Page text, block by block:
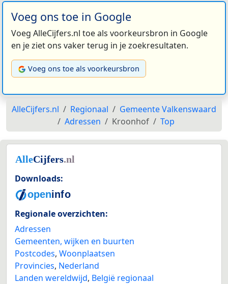
Voeg ons toe in Google
Voeg AlleCijfers.nl toe als voorkeursbron in Google
en je ziet ons vaker terug in je zoekresultaten.
Voeg ons toe als voorkeursbron
AlleCijfers.nl Regionaal
Gemeente Valkenswaard
Adressen
Kroonhof Top
Downloads:
Regionale overzichten:
Adressen
Gemeenten, wijken en buurten
Postcodes, Woonplaatsen
Provincies, Nederland
Landen wereldwijd, België regionaal